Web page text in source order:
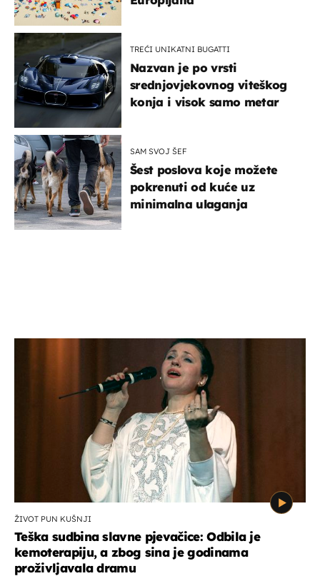
TREĆI UNIKATNI BUGATTI
Nazvan je po vrsti
srednjovjekovnog viteškog
konja i visok samo metar
SAM SVOJ ŠEF
Šest poslova koje možete
pokrenuti od kuće uz
minimalna ulaganja
ŽIVOT PUN KUŠNJI
Teška sudbina slavne pjevačice: Odbila je
kemoterapiju, a zbog sina je godinama
proživljavala dramu